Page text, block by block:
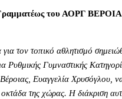
του ΑΟΡΓ
τον τοπικό αθλητισμό
Ρυθμικής Γυμναστικής
Ευαγγελία Χρυσόγλου,
της χώρας. Η διάκριση